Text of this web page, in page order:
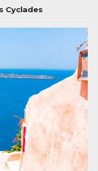
Cyclades